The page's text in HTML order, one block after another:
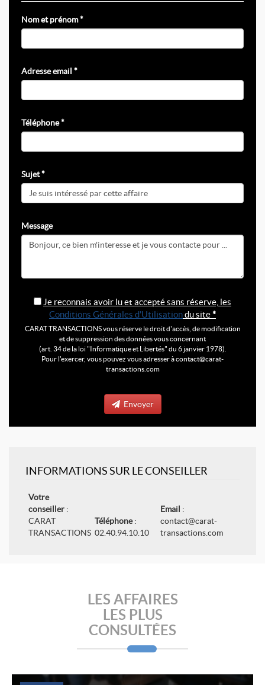
Nom et prénom *
Adresse email *
Téléphone *
Sujet *
Message
Je reconnais avoir lu et accepté sans réserve, les
Conditions Générales d'Utilisationdu site*
CARAT TRANSACTIONS vous réserve le droit d'accès, de modification
et de suppression des données vous concernant
(art. 34 de la loi "Informatique et Libertés" du 6 janvier 1978).
Pour l'exercer, vous pouvez vous adresser à contact@carat-
transactions.com
Envoyer
INFORMATIONS SUR LE CONSEILLER
Votre
conseiller :
CARAT
TRANSACTIONS
Téléphone:
02.40.94.10.10
Email :
contact@carat-
transactions.com
LES AFFAIRES
LES PLUS
CONSULTÉES